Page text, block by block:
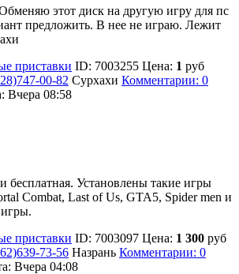
этот диск на другую игру для пс
предложить. В нее не играю. Лежит
приставки ID: 7003255 Цена: 1 руб
00-82 Сурхахи Комментарии: 0
Вчера 08:58
бесплатная. Установлены такие игры
Combat, Last of Us, GTA5, Spider men и
приставки ID: 7003097 Цена: 1 300 руб
73-56 Назрань Комментарии: 0
Вчера 04:08